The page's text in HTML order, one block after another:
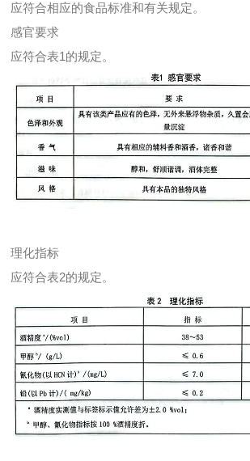
应符合相应的食品标准和有关规定。
感官要求
应符合表1的规定。
理化指标
应符合表2的规定。